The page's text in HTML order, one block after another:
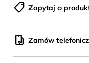
shoppingmode Zapytaj o
mobile_hand Zamów